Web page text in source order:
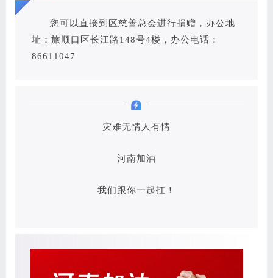
您可以直接到区慈善总会进行捐赠，办公地
址：旅顺口区长江路148号4楼，办公电话：
86611047
灾难无情人有情
河南加油
我们跟你一起扛！